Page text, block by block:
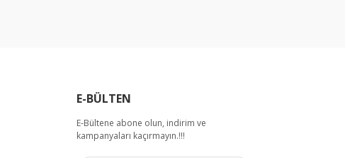
E-BÜLTEN
E-Bültene abone olun, indirim ve
kampanyaları kaçırmayın.!!!